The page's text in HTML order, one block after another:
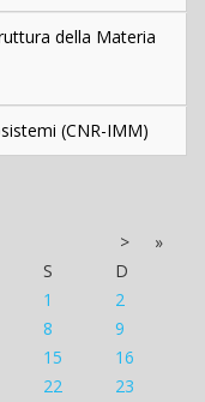
della Materia
(CNR-IMM)
>
»
S
D
1
2
8
9
15
16
22
23